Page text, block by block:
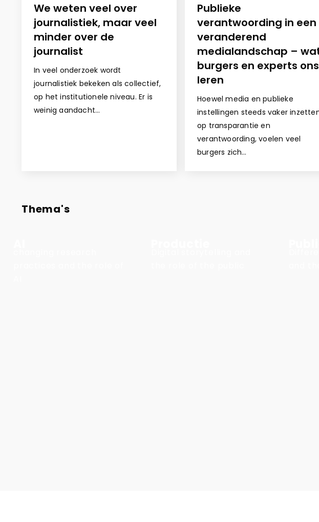
We weten veel over
journalistiek, maar veel
minder over de
journalist
In veel onderzoek wordt
journalistiek bekeken als collectief,
op het institutionele niveau. Er is
weinig aandacht…
Publieke
verantwoording in een
veranderend
medialandschap –
burgers en experts ons
leren
Hoewel media en publieke
instellingen steeds vaker
op transparantie en
verantwoording, voelen veel
burgers zich…
Thema's